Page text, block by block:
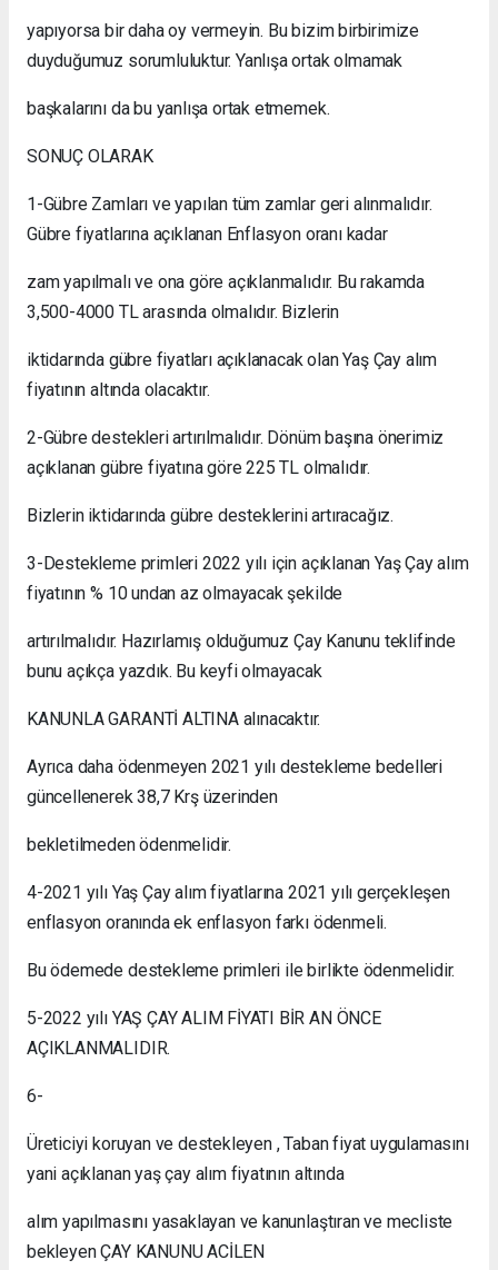
yapıyorsa bir daha oy vermeyin. Bu bizim birbirimize
duyduğumuz sorumluluktur. Yanlışa ortak olmamak
başkalarını da bu yanlışa ortak etmemek.
SONUÇ OLARAK
1-Gübre Zamları ve yapılan tüm zamlar geri alınmalıdır.
Gübre fiyatlarına açıklanan Enflasyon oranı kadar
zam yapılmalı ve ona göre açıklanmalıdır. Bu rakamda
3,500-4000 TL arasında olmalıdır. Bizlerin
iktidarında gübre fiyatları açıklanacak olan Yaş Çay alım
fiyatının altında olacaktır.
2-Gübre destekleri artırılmalıdır. Dönüm başına önerimiz
açıklanan gübre fiyatına göre 225 TL olmalıdır.
Bizlerin iktidarında gübre desteklerini artıracağız.
3-Destekleme primleri 2022 yılı için açıklanan Yaş Çay alım
fiyatının % 10 undan az olmayacak şekilde
artırılmalıdır. Hazırlamış olduğumuz Çay Kanunu teklifinde
bunu açıkça yazdık. Bu keyfi olmayacak
KANUNLA GARANTİ ALTINA alınacaktır.
Ayrıca daha ödenmeyen 2021 yılı destekleme bedelleri
güncellenerek 38,7 Krş üzerinden
bekletilmeden ödenmelidir.
4-2021 yılı Yaş Çay alım fiyatlarına 2021 yılı gerçekleşen
enflasyon oranında ek enflasyon farkı ödenmeli.
Bu ödemede destekleme primleri ile birlikte ödenmelidir.
5-2022 yılı YAŞ ÇAY ALIM FİYATI BİR AN ÖNCE
AÇIKLANMALIDIR.
6-
Üreticiyi koruyan ve destekleyen , Taban fiyat uygulamasını
yani açıklanan yaş çay alım fiyatının altında
alım yapılmasını yasaklayan ve kanunlaştıran ve mecliste
bekleyen ÇAY KANUNU ACİLEN